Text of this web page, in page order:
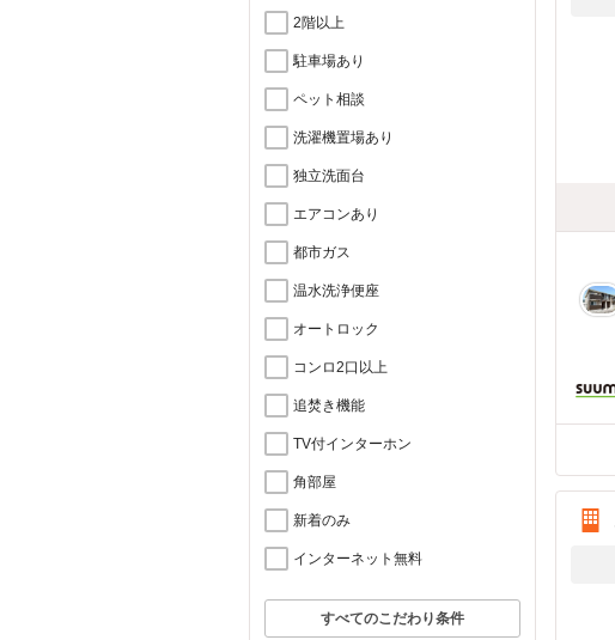
2階以上
駐車場あり
ペット相談
洗濯機置場あり
独立洗面台
エアコンあり
都市ガス
温水洗浄便座
オートロック
コンロ2口以上
追焚き機能
TV付インターホン
角部屋
新着のみ
インターネット無料
すべてのこだわり条件